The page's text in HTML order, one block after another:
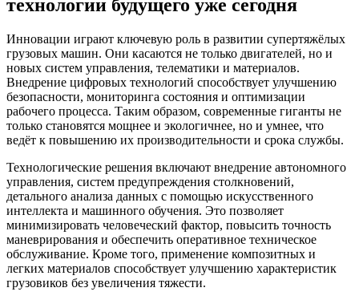
технологии будущего уже сегодня
Инновации играют ключевую роль в развитии супертяжёлых
грузовых машин. Они касаются не только двигателей, но и
новых систем управления, телематики и материалов.
Внедрение цифровых технологий способствует улучшению
безопасности, мониторинга состояния и оптимизации
рабочего процесса. Таким образом, современные гиганты не
только становятся мощнее и экологичнее, но и умнее, что
ведёт к повышению их производительности и срока службы.
Технологические решения включают внедрение автономного
управления, систем предупреждения столкновений,
детального анализа данных с помощью искусственного
интеллекта и машинного обучения. Это позволяет
минимизировать человеческий фактор, повысить точность
маневрирования и обеспечить оперативное техническое
обслуживание. Кроме того, применение композитных и
легких материалов способствует улучшению характеристик
грузовиков без увеличения тяжести.